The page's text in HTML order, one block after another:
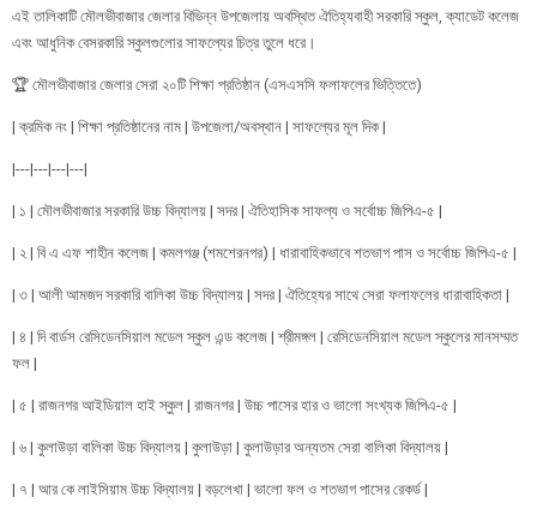
এই তালিকাটি মৌলভীবাজার জেলার বিভিন্ন উপজেলায় অবস্থিত ঐতিহ্যবাহী সরকারি স্কুল, ক্যাডেট কলেজ
এবং আধুনিক বেসরকারি স্কুলগুলোর সাফল্যের চিত্র তুলে ধরে।
🏆 মৌলভীবাজার জেলার সেরা ২০টি শিক্ষা প্রতিষ্ঠান (এসএসসি ফলাফলের ভিত্তিতে)
| ক্রমিক নং | শিক্ষা প্রতিষ্ঠানের নাম | উপজেলা/অবস্থান | সাফল্যের মূল দিক |
|---|---|---|---|
| ১ | মৌলভীবাজার সরকারি উচ্চ বিদ্যালয় | সদর | ঐতিহাসিক সাফল্য ও সর্বোচ্চ জিপিএ-৫ |
| ২ | বি এ এফ শাহীন কলেজ | কমলগঞ্জ (শমশেরনগর) | ধারাবাহিকভাবে শতভাগ পাস ও সর্বোচ্চ জিপিএ-৫ |
| ৩ | আলী আমজদ সরকারি বালিকা উচ্চ বিদ্যালয় | সদর | ঐতিহ্যের সাথে সেরা ফলাফলের ধারাবাহিকতা |
| ৪ | দি বার্ডস রেসিডেনসিয়াল মডেল স্কুল এন্ড কলেজ | শ্রীমঙ্গল | রেসিডেনসিয়াল মডেল স্কুলের মানসম্মত
ফল |
| ৫ | রাজনগর আইডিয়াল হাই স্কুল | রাজনগর | উচ্চ পাসের হার ও ভালো সংখ্যক জিপিএ-৫ |
| ৬ | কুলাউড়া বালিকা উচ্চ বিদ্যালয় | কুলাউড়া | কুলাউড়ার অন্যতম সেরা বালিকা বিদ্যালয় |
| ৭ | আর কে লাইসিয়াম উচ্চ বিদ্যালয় | বড়লেখা | ভালো ফল ও শতভাগ পাসের রেকর্ড |